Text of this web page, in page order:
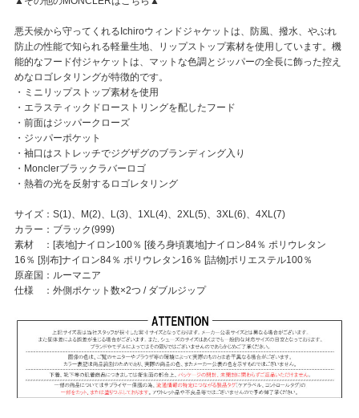
悪天候から守ってくれるIchiroウィンドジャケットは、防風、撥水、やぶれ
防止の性能で知られる軽量生地、リップストップ素材を使用しています。機
能的なフード付ジャケットは、マットな色調とジッパーの全長に飾った控え
めなロゴレタリングが特徴的です。
・ミニリップストップ素材を使用
・エラスティックドローストリングを配したフード
・前面はジッパークローズ
・ジッパーポケット
・袖口はストレッチでジグザグのブランディング入り
・Monclerブラックラバーロゴ
・熱着の光を反射するロゴレタリング
サイズ：S(1)、M(2)、L(3)、1XL(4)、2XL(5)、3XL(6)、4XL(7)
カラー：ブラック(999)
素材 ：[表地]ナイロン100％ [後ろ身頃裏地]ナイロン84％ ポリウレタン
16％ [別布]ナイロン84％ ポリウレタン16％ [詰物]ポリエステル100％
原産国：ルーマニア
仕様 ：外側ポケット数×2つ / ダブルジップ